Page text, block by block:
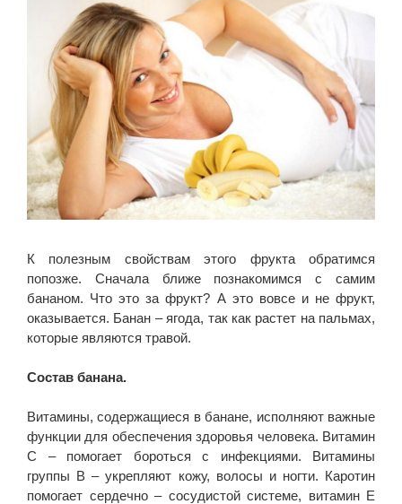
К полезным свойствам этого фрукта обратимся
попозже. Сначала ближе познакомимся с самим
бананом. Что это за фрукт? А это вовсе и не фрукт,
оказывается. Банан – ягода, так как растет на пальмах,
которые являются травой.
Состав банана.
Витамины, содержащиеся в банане, исполняют важные
функции для обеспечения здоровья человека. Витамин
С – помогает бороться с инфекциями. Витамины
группы В – укрепляют кожу, волосы и ногти. Каротин
помогает сердечно – сосудистой системе, витамин Е